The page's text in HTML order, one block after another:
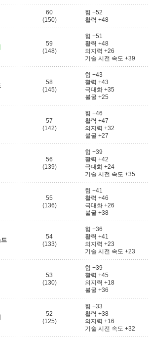
60
(150)
힘 +52
활력 +48
59
(148)
힘 +51
활력 +48
의지력 +26
기술 시전 속도 +39
58
(145)
힘 +43
활력 +43
극대화 +35
불굴 +25
57
(142)
힘 +46
활력 +47
의지력 +32
불굴 +27
56
(139)
힘 +39
활력 +42
극대화 +24
기술 시전 속도 +35
55
(136)
힘 +41
활력 +46
극대화 +26
불굴 +38
드
54
(133)
힘 +36
활력 +41
의지력 +23
기술 시전 속도 +23
53
(130)
힘 +39
활력 +45
의지력 +18
불굴 +36
52
(125)
힘 +33
활력 +38
의지력 +16
기술 시전 속도 +32